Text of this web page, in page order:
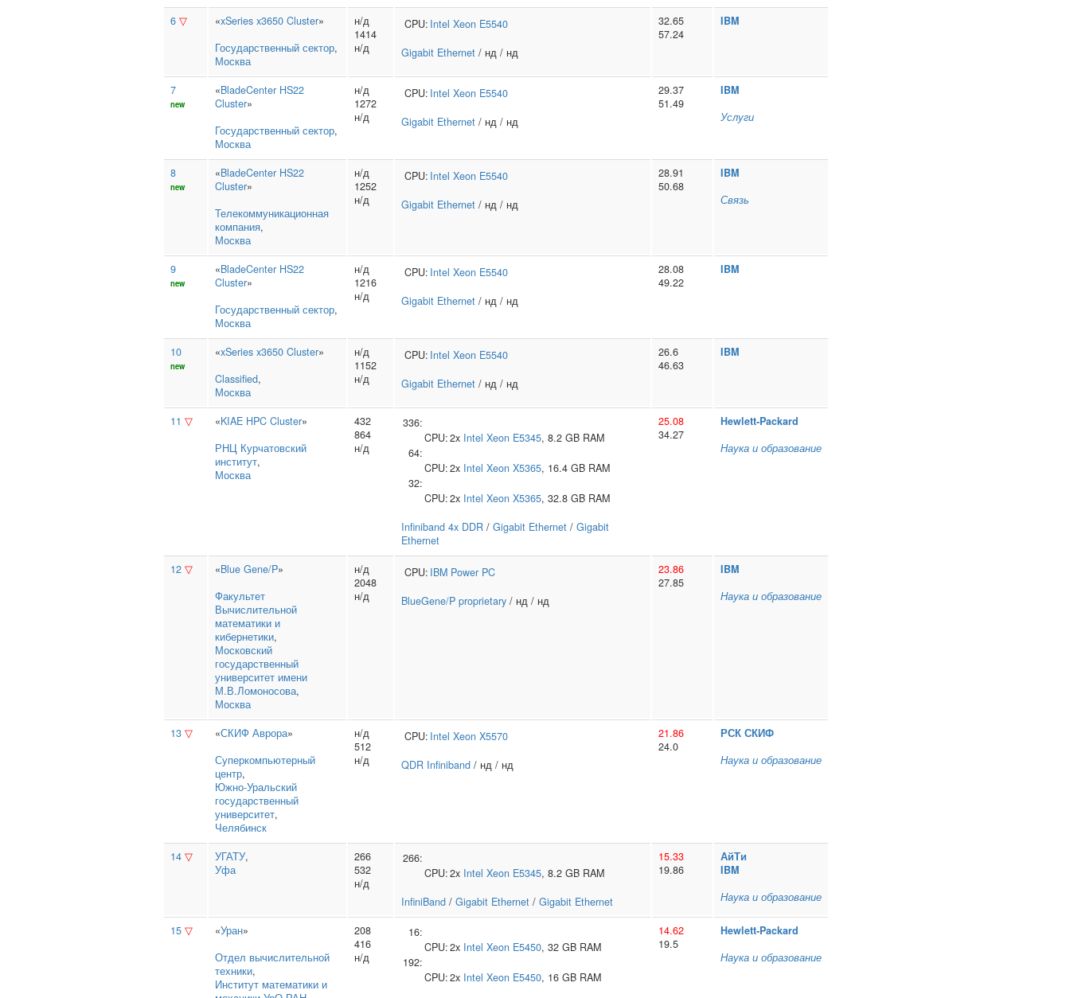
6 ▽ «xSeries x3650 Cluster»
Государственный сектор,
Москва
н/д
1414
н/д
CPU: Intel Xeon E5540
Gigabit Ethernet / нд / нд
32.65
57.24
IBM
7
new
«BladeCenter HS22
Cluster»
Государственный сектор,
Москва
н/д
1272
н/д
CPU: Intel Xeon E5540
Gigabit Ethernet / нд / нд
29.37
51.49
IBM
Услуги
8
new
«BladeCenter HS22
Cluster»
Телекоммуникационная
компания,
Москва
н/д
1252
н/д
CPU: Intel Xeon E5540
Gigabit Ethernet / нд / нд
28.91
50.68
IBM
Связь
9
new
«BladeCenter HS22
Cluster»
Государственный сектор,
Москва
н/д
1216
н/д
CPU: Intel Xeon E5540
Gigabit Ethernet / нд / нд
28.08
49.22
IBM
10
new
«xSeries x3650 Cluster»
Classified,
Москва
н/д
1152
н/д
CPU: Intel Xeon E5540
Gigabit Ethernet / нд / нд
26.6
46.63
IBM
11 ▽ «KIAE HPC Cluster»
РНЦ Курчатовский
институт,
Москва
432
864
н/д
336:
CPU:2x Intel Xeon E5345, 8.2 GB RAM
64:
CPU:2x Intel Xeon X5365, 16.4 GB RAM
32:
CPU:2x Intel Xeon X5365, 32.8 GB RAM
Infiniband 4x DDR / Gigabit Ethernet / Gigabit
Ethernet
25.08
34.27
Hewlett‑Packard
Наука и образование
12 ▽ «Blue Gene/P»
Факультет
Вычислительной
математики и
кибернетики,
Московский
государственный
университет имени
М.В.Ломоносова,
Москва
н/д
2048
н/д
CPU: IBM Power PC
BlueGene/P proprietary / нд / нд
23.86
27.85
IBM
Наука и образование
13 ▽ «СКИФ Аврора»
Суперкомпьютерный
центр,
Южно‑Уральский
государственный
университет,
Челябинск
н/д
512
н/д
CPU: Intel Xeon X5570
QDR Infiniband / нд / нд
21.86
24.0
РСК СКИФ
Наука и образование
14 ▽ УГАТУ,
Уфа
266
532
н/д
266:
CPU:2x Intel Xeon E5345, 8.2 GB RAM
InfiniBand / Gigabit Ethernet / Gigabit Ethernet
15.33
19.86
АйТи
IBM
Наука и образование
15 ▽ «Уран»
Отдел вычислительной
техники,
Институт математики и
208
416
н/д
16:
CPU:2x Intel Xeon E5450, 32 GB RAM
192:
CPU:2x Intel Xeon E5450, 16 GB RAM
14.62
19.5
Hewlett‑Packard
Наука и образование